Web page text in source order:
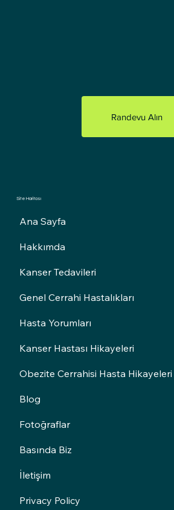
Ana Sayfa
Hakkımda
Kanser Tedavileri
Genel Cerrahi Hastalıkları
Hasta Yorumları
Kanser Hastası Hikayeleri
Obezite Cerrahisi Hasta Hikayeleri
Blog
Fotoğraflar
Basında Biz
İletişim
Privacy Policy
Site Haritası
Randevu Alın